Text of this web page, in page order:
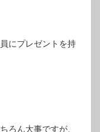
にプレゼントを持
ろん大事ですが、